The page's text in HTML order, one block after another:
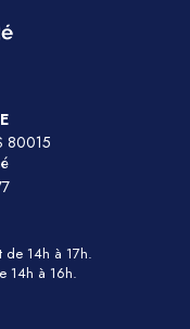
80015
14h à 17h.
14h à 16h.